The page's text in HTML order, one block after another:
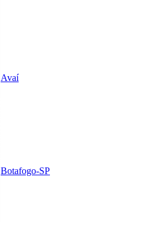
Avaí
Botafogo-SP